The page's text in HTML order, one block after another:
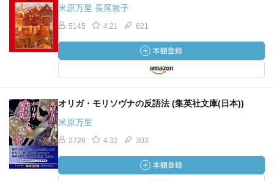
米原万里 長尾敦子
5145 4.21 621
オリガ・モリソヴナの反語法 (集英社文庫(日本))
米原万里
2726 4.32 302